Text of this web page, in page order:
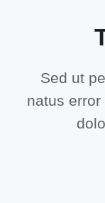
Sed ut
natus